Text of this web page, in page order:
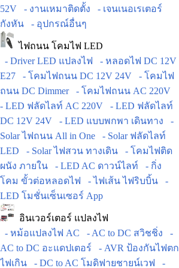
52V
- งานเหมาติดตั้ง
- เจนเนอเรเตอร์
กังหัน
- อุปกรณ์อื่นๆ
ไฟถนน โคมไฟ LED
- Driver LED แปลงไฟ
- หลอดไฟ DC 12V
E27
- โคมไฟถนน DC 12V 24V
- โคมไฟ
ถนน DC Dimmer
- โคมไฟถนน AC 220V
- LED ฟลัดไลท์ AC 220V
- LED ฟลัดไลท์
DC 12V 24V
- LED แบบพกพา เดินทาง
-
Solar ไฟถนน All in One
- Solar ฟลัดไลท์
LED
- Solar ไฟสวน ทางเดิน
- โคมไฟติด
ผนัง ภายใน
- LED AC ดาวน์ไลท์
- กิ่ง
โคม ขั้วต่อหลอดไฟ
- ไฟเส้น ไฟริบบิ้น
-
LED โมชั่นเซ็นเซอร์ App
อินเวอร์เตอร์ แปลงไฟ
- หม้อแปลงไฟ AC
- AC to DC สวิชชิ่ง
-
AC to DC อะแดปเตอร์
- AVR ป้องกันไฟตก
ไฟเกิน
- DC to AC โมดิฟายชายน์เวฟ -